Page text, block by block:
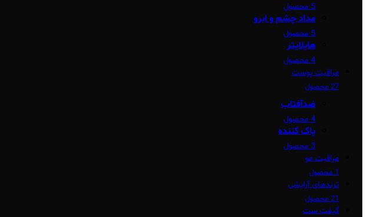
5 محصول
مداد چشم و ابرو
5 محصول
هایلایتر
4 محصول
مراقبت پوست
27 محصول
ضدآفتاب
4 محصول
پاک کننده
3 محصول
مراقبت مو
1 محصول
ترندهای آرایشی
21 محصول
گیفت ست